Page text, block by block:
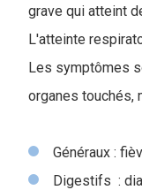
grave qui atteint
L'atteinte
Les symptômes
organes touchés,
Généraux :
Digestifs :